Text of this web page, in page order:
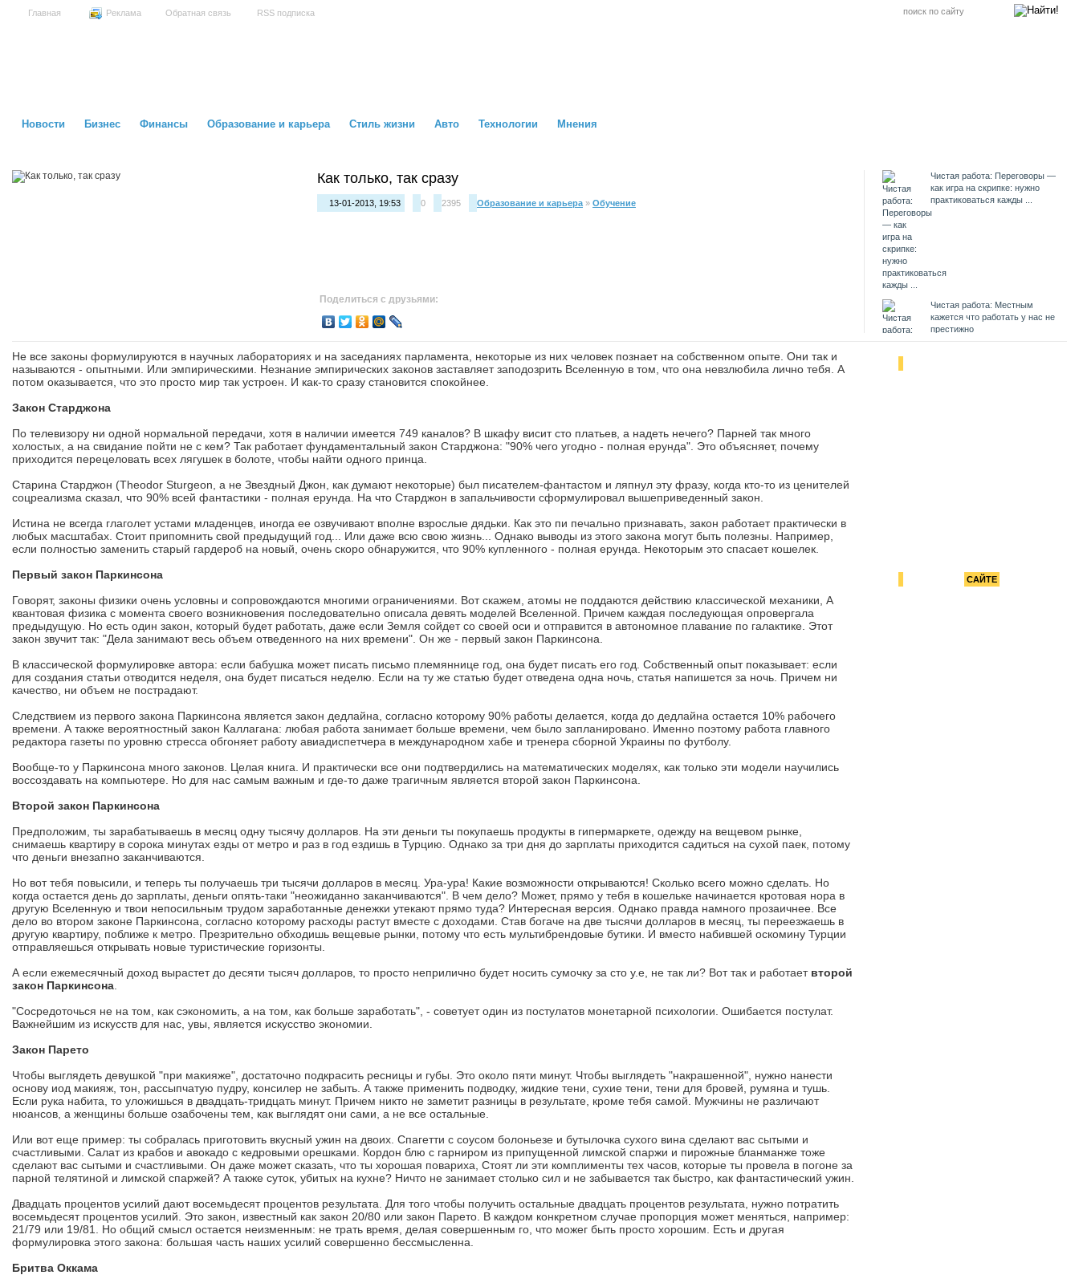
Главная Реклама Обратная связь RSS подписка
Новости Бизнес Финансы Образование и карьера Стиль жизни Авто Технологии Мнения
Как только, так сразу
13-01-2013, 19:53 0 2395 Образование и карьера » Обучение
Поделиться с друзьями:
Чистая работа: Переговоры —
как игра на скрипке: нужно
практиковаться кажды ...
Чистая работа: Местным
кажется что работать у нас не
престижно
Не все законы формулируются в научных лабораториях и на заседаниях парламента, некоторые из них человек познает на собственном опыте. Они так и
называются - опытными. Или эмпирическими. Незнание эмпирических законов заставляет заподозрить Вселенную в том, что она невзлюбила лично тебя. А
потом оказывается, что это просто мир так устроен. И как-то сразу становится спокойнее.
Закон Старджона
По телевизору ни одной нормальной передачи, хотя в наличии имеется 749 каналов? В шкафу висит сто платьев, а надеть нечего? Парней так много
холостых, а на свидание пойти не с кем? Так работает фундаментальный закон Старджона: "90% чего угодно - полная ерунда". Это объясняет, почему
приходится перецеловать всех лягушек в болоте, чтобы найти одного принца.
Старина Старджон (Theodor Sturgeon, а не Звездный Джон, как думают некоторые) был писателем-фантастом и ляпнул эту фразу, когда кто-то из ценителей
соцреализма сказал, что 90% всей фантастики - полная ерунда. На что Старджон в запальчивости сформулировал вышеприведенный закон.
Истина не всегда глаголет устами младенцев, иногда ее озвучивают вполне взрослые дядьки. Как это пи печально признавать, закон работает практически в
любых масштабах. Стоит припомнить свой предыдущий год... Или даже всю свою жизнь... Однако выводы из этого закона могут быть полезны. Например,
если полностью заменить старый гардероб на новый, очень скоро обнаружится, что 90% купленного - полная ерунда. Некоторым это спасает кошелек.
Первый закон Паркинсона
Говорят, законы физики очень условны и сопровождаются многими ограничениями. Вот скажем, атомы не поддаются действию классической механики, А
квантовая физика с момента своего возникновения последовательно описала девять моделей Вселенной. Причем каждая последующая опровергала
предыдущую. Но есть один закон, который будет работать, даже если Земля сойдет со своей оси и отправится в автономное плавание по галактике. Этот
закон звучит так: "Дела занимают весь объем отведенного на них времени". Он же - первый закон Паркинсона.
В классической формулировке автора: если бабушка может писать письмо племяннице год, она будет писать его год. Собственный опыт показывает: если
для создания статьи отводится неделя, она будет писаться неделю. Если на ту же статью будет отведена одна ночь, статья напишется за ночь. Причем ни
качество, ни объем не пострадают.
Следствием из первого закона Паркинсона является закон дедлайна, согласно которому 90% работы делается, когда до дедлайна остается 10% рабочего
времени. А также вероятностный закон Каллагана: любая работа занимает больше времени, чем было запланировано. Именно поэтому работа главного
редактора газеты по уровню стресса обгоняет работу авиадиспетчера в международном хабе и тренера сборной Украины по футболу.
Вообще-то у Паркинсона много законов. Целая книга. И практически все они подтвердились на математических моделях, как только эти модели научились
воссоздавать на компьютере. Но для нас самым важным и где-то даже трагичным является второй закон Паркинсона.
Второй закон Паркинсона
Предположим, ты зарабатываешь в месяц одну тысячу долларов. На эти деньги ты покупаешь продукты в гипермаркете, одежду на вещевом рынке,
снимаешь квартиру в сорока минутах езды от метро и раз в год ездишь в Турцию. Однако за три дня до зарплаты приходится садиться на сухой паек, потому
что деньги внезапно заканчиваются.
Но вот тебя повысили, и теперь ты получаешь три тысячи долларов в месяц. Ура-ура! Какие возможности открываются! Сколько всего можно сделать. Но
когда остается день до зарплаты, деньги опять-таки "неожиданно заканчиваются". В чем дело? Может, прямо у тебя в кошельке начинается кротовая нора в
другую Вселенную и твои непосильным трудом заработанные денежки утекают прямо туда? Интересная версия. Однако правда намного прозаичнее. Все
дело во втором законе Паркинсона, согласно которому расходы растут вместе с доходами. Став богаче на две тысячи долларов в месяц, ты переезжаешь в
другую квартиру, поближе к метро. Презрительно обходишь вещевые рынки, потому что есть мультибрендовые бутики. И вместо набившей оскомину Турции
отправляешься открывать новые туристические горизонты.
А если ежемесячный доход вырастет до десяти тысяч долларов, то просто неприлично будет носить сумочку за сто у.е, не так ли? Вот так и работает второй
закон Паркинсона
"Сосредоточься не на том, как сэкономить, а на том, как больше заработать", - советует один из постулатов монетарной психологии. Ошибается постулат.
Важнейшим из искусств для нас, увы, является искусство экономии.
Закон Парето
Чтобы выглядеть девушкой "при макияже", достаточно подкрасить ресницы и губы. Это около пяти минут. Чтобы выглядеть "накрашенной", нужно нанести
основу иод макияж, тон, рассыпчатую пудру, консилер не забыть. А также применить подводку, жидкие тени, сухие тени, тени для бровей, румяна и тушь.
Если рука набита, то уложишься в двадцать-тридцать минут. Причем никто не заметит разницы в результате, кроме тебя самой. Мужчины не различают
нюансов, а женщины больше озабочены тем, как выглядят они сами, а не все остальные.
Или вот еще пример: ты собралась приготовить вкусный ужин на двоих. Спагетти с соусом болоньезе и бутылочка сухого вина сделают вас сытыми и
счастливыми. Салат из крабов и авокадо с кедровыми орешками. Кордон блю с гарниром из припущенной лимской спаржи и пирожные бланманже тоже
сделают вас сытыми и счастливыми. Он даже может сказать, что ты хорошая повариха, Стоят ли эти комплименты тех часов, которые ты провела в погоне за
парной телятиной и лимской спаржей? А также суток, убитых на кухне? Ничто не занимает столько сил и не забывается так быстро, как фантастический ужин.
Двадцать процентов усилий дают восемьдесят процентов результата. Для того чтобы получить остальные двадцать процентов результата, нужно потратить
восемьдесят процентов усилий. Это закон, известный как закон 20/80 или закон Парето. В каждом конкретном случае пропорция может меняться, например:
21/79 или 19/81. Но общий смысл остается неизменным: не трать время, делая совершенным го, что можег быть просто хорошим. Есть и другая
формулировка этого закона: большая часть наших усилий совершенно бессмысленна.
Бритва Оккама
САЙТЕ